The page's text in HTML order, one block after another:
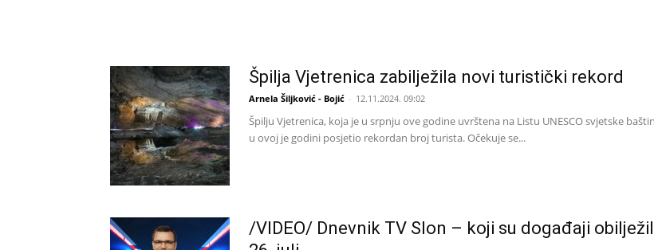
Špilja Vjetrenica zabilježila novi turistički rekord
Arnela Šiljković - Bojić - 12.11.2024. 09:02
Špilju Vjetrenica, koja je u srpnju ove godine uvrštena na Listu UNESCO svjetske
u ovoj je godini posjetio rekordan broj turista. Očekuje se...
/VIDEO/ Dnevnik TV Slon – koji su događaji